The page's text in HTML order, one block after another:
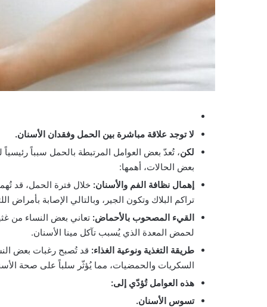
لا توجد علاقة مباشرة بين الحمل وفقدان الأسنان.
لكن، تُعدّ بعض العوامل المرتبطة بالحمل سبباً
بعض الحالات، أهمها:
إهمال نظافة الفم والأسنان: خلال فترة الحمل، قد
تراكم البلاك وتكون الجير، وبالتالي الإصابة بأمراض
القيء المصحوب بالأحماض: تعاني بعض النساء من
لحمض المعدة الذي يُسبب تآكل مينا الأسنان.
طريقة التغذية ونوعية الغذاء: قد تُصبح رغبات بعض
السكريات والحمضيات، مما يُؤثّر سلباً على صحة
هذه العوامل تُؤدّي إلى:
تسوس الأسنان.